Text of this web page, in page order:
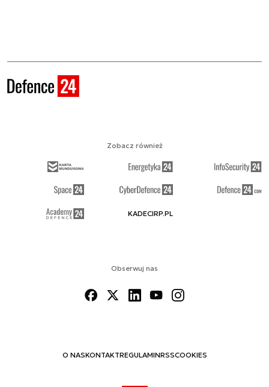
Obserwuj nas
O NASKONTAKTREGULAMINRSSCOOKIES
Zobacz również
KADECIRP.PL